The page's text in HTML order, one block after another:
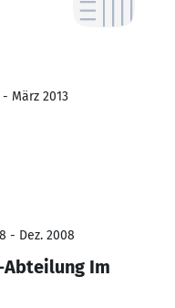
März 2013
- Dez. 2008
Abteilung Im